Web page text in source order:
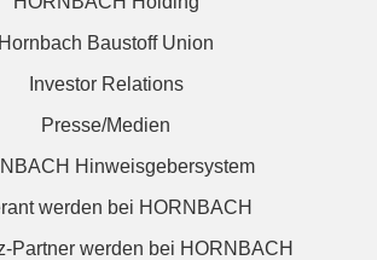
Hornbach Baustoff Union
Investor Relations
Presse/Medien
Hinweisgebersystem
werden bei HORNBACH
Partner werden bei HORNBACH